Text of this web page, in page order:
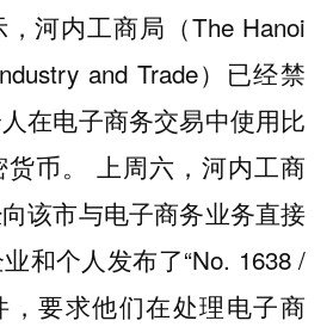
河内工商局（The Hanoi
and Trade）已经禁
在电子商务交易中使用比
币。 上周六，河内工商
该市与电子商务业务直接
和个人发布了“No. 1638 /
，要求他们在处理电子商